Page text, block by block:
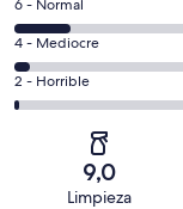
un
total
de
80
con
puntuación
de
un
total
de
puntuación
9
comentarios
de
un
total
6 - Normal
2
comentarios
de
4 - Mediocre
1
comentarios
2 - Horrible
9,0
Limpieza